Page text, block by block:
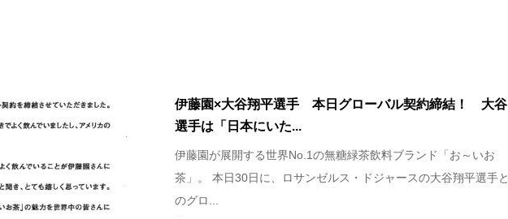
伊藤園×大谷翔平選手 本日グローバル契約締結！ 大谷
選手は「⽇本にいた...
伊藤園が展開する世界No.1の無糖緑茶飲料ブランド「お～いお
茶」。 本日30日に、ロサンゼルス・ドジャースの大谷翔平選手と
のグロ...